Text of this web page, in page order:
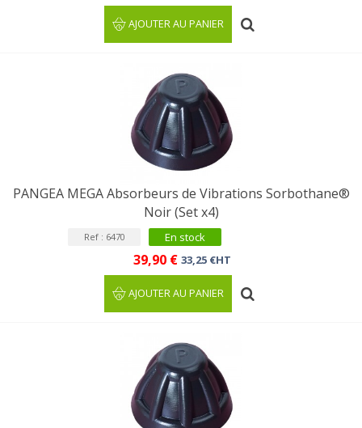
AJOUTER AU PANIER
PANGEA MEGA Absorbeurs de Vibrations Sorbothane®
Noir (Set x4)
Ref : 6470 En stock
39,90 € 33,25 €HT
AJOUTER AU PANIER